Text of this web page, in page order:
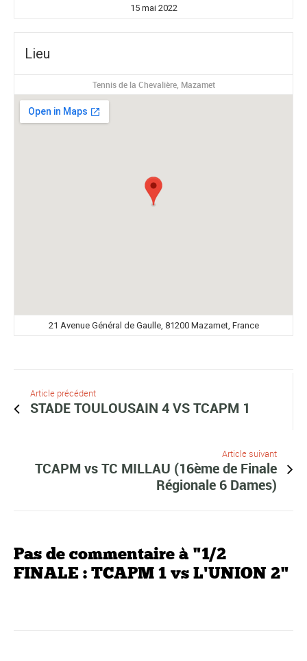
15 mai 2022
Lieu
Tennis de la Chevalière, Mazamet
21 Avenue Général de Gaulle, 81200 Mazamet, France
Article précédent
STADE TOULOUSAIN 4 VS TCAPM 1
Article suivant
TCAPM vs TC MILLAU (16ème de Finale
Régionale 6 Dames)
Pas de commentaire à "1/2
FINALE : TCAPM 1 vs L'UNION 2"